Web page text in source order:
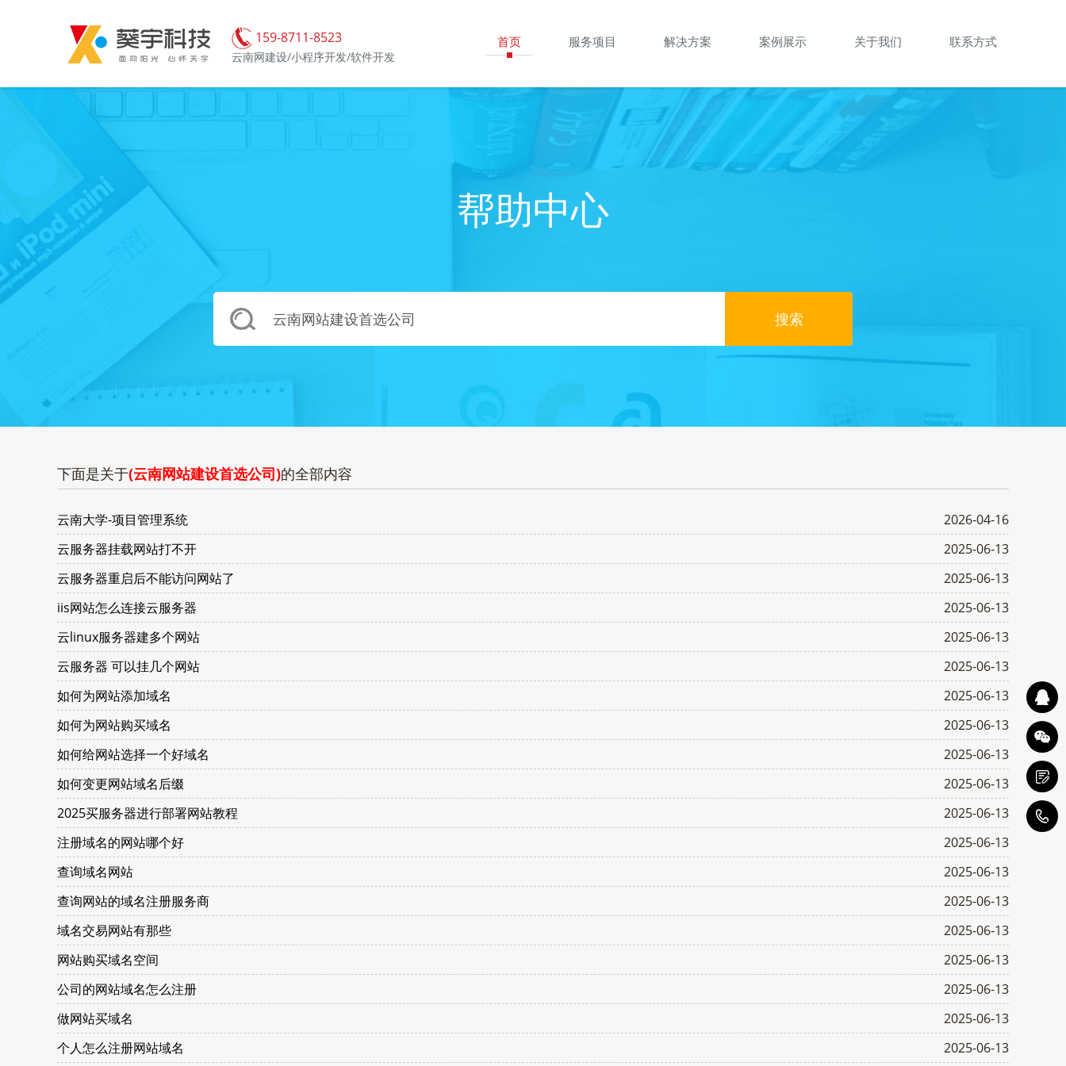
159-8711-8523
云南网建设/小程序开发/软件开发
首页 服务项目 解决方案 案例展示 关于我们 联系方式
帮助中心
下面是关于(云南网站建设首选公司)的全部内容
云南大学-项目管理系统
2026-04-16
云服务器挂载网站打不开
2025-06-13
云服务器重启后不能访问网站了
2025-06-13
iis网站怎么连接云服务器
2025-06-13
云linux服务器建多个网站
2025-06-13
云服务器 可以挂几个网站
2025-06-13
如何为网站添加域名
2025-06-13
如何为网站购买域名
2025-06-13
如何给网站选择一个好域名
2025-06-13
如何变更网站域名后缀
2025-06-13
2025买服务器进行部署网站教程
2025-06-13
注册域名的网站哪个好
2025-06-13
查询域名网站
2025-06-13
查询网站的域名注册服务商
2025-06-13
域名交易网站有那些
2025-06-13
网站购买域名空间
2025-06-13
公司的网站域名怎么注册
2025-06-13
做网站买域名
2025-06-13
个人怎么注册网站域名
2025-06-13